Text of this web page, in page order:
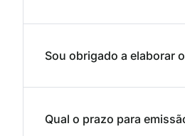
Sou obrigado a elaborar
Qual o prazo para